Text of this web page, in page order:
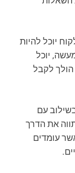
יוכל להיות
יוכל
הולך לקבל
עם
את הדרך
עומדים